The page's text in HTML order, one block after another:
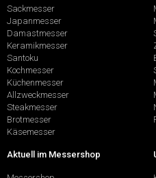
Sackmesser
Japanmesser
Damastmesser
Keramikmesser
Santoku
Kochmesser
Küchenmesser
Allzweckmesser
Steakmesser
Brotmesser
Käsemesser
Aktuell im Messershop